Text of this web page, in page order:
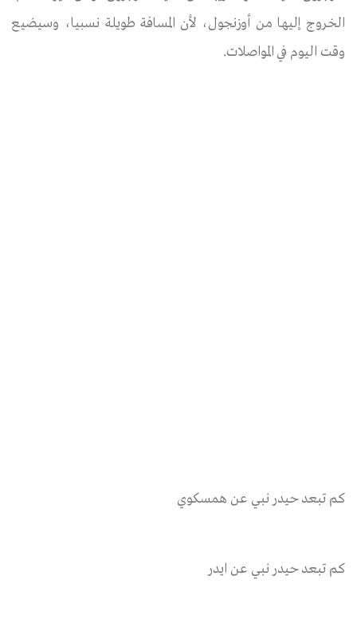
الخروج إليها من أوزنجول، لأن المسافة طويلة نسبيا، وسيضيع
وقت اليوم في المواصلات.
كم تبعد حيدر نبي عن همسكوي
كم تبعد حيدر نبي عن ايدر